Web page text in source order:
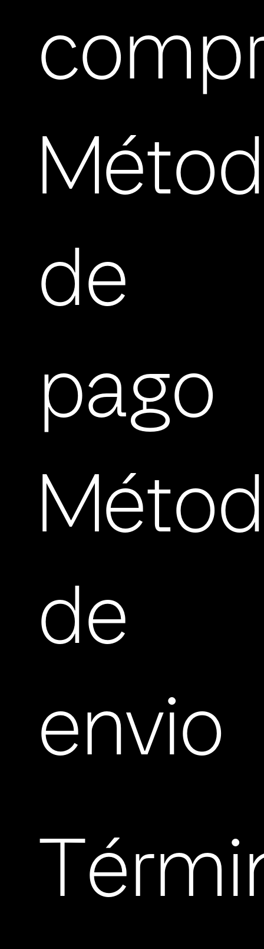
de
pago
de
envio